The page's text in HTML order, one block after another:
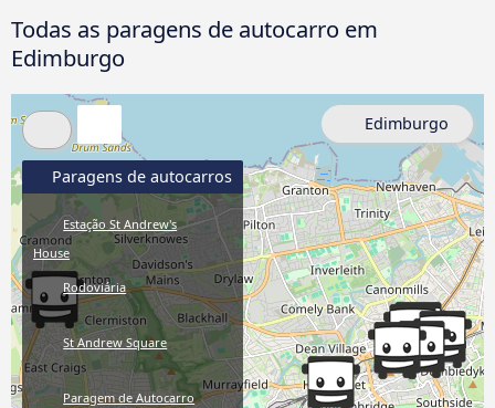
Todas as paragens de autocarro em
Edimburgo
Paragens de autocarros
Estação St Andrew's
House
Rodoviária
St Andrew Square
Paragem de Autocarro
Edimburgo